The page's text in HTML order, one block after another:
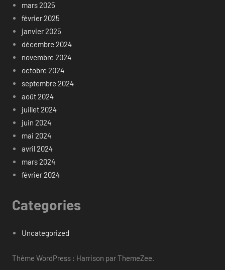
mars 2025
février 2025
janvier 2025
décembre 2024
novembre 2024
octobre 2024
septembre 2024
août 2024
juillet 2024
juin 2024
mai 2024
avril 2024
mars 2024
février 2024
Categories
Uncategorized
Thème WordPress : Harrison par ThemeZee.